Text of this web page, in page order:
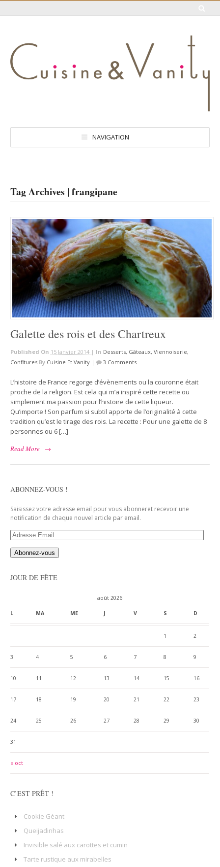
NAVIGATION
Tag Archives | frangipane
Galette des rois et des Chartreux
Published On 15 Janvier 2014 | In Desserts, Gâteaux, Viennoiserie,
Confitures By Cuisine Et Vanity | 3 Comments
L’histoire de France regorge d’évènements ou la couronne était
proche de la religion. Est cela qui m’a inspiré cette recette ou
simplement ma passion pour l’histoire de cette liqueur.
Qu’importe ! Son parfum si subtil apporte de l’originalité à cette
tradition qu’est le tirage des rois. La recette : Pour une galette de 8
personnes ou 6 […]
Read More
→
ABONNEZ-VOUS !
Saisissez votre adresse email pour vous abonneret recevoir une
notification de chaque nouvel article par email.
Adresse
Email
JOUR DE FÊTE
août 2026
L MA ME J V S D
« oct
1 2
3 4 5 6 7 8 9
10 11 12 13 14 15 16
17 18 19 20 21 22 23
24 25 26 27 28 29 30
31
C’EST PRÊT !
Cookie Géant
Queijadinhas
Invisible salé aux carottes et cumin
Tarte rustique aux mirabelles